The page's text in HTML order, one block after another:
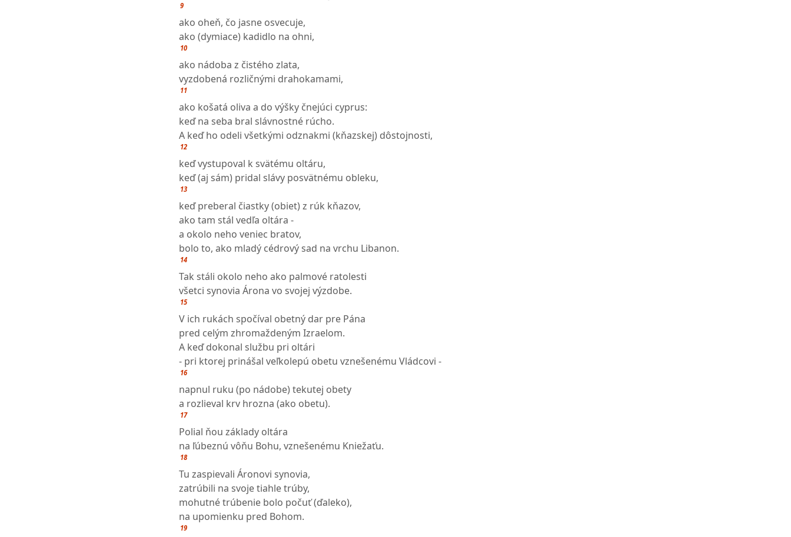
9
ako oheň, čo jasne osvecuje,
ako (dymiace) kadidlo na ohni,
10
ako nádoba z čistého zlata,
vyzdobená rozličnými drahokamami,
11
ako košatá oliva a do výšky čnejúci cyprus:
keď na seba bral slávnostné rúcho.
A keď ho odeli všetkými odznakmi (kňazskej) dôstojnosti,
12
keď vystupoval k svätému oltáru,
keď (aj sám) pridal slávy posvätnému obleku,
13
keď preberal čiastky (obiet) z rúk kňazov,
ako tam stál vedľa oltára -
a okolo neho veniec bratov,
bolo to, ako mladý cédrový sad na vrchu Libanon.
14
Tak stáli okolo neho ako palmové ratolesti
všetci synovia Árona vo svojej výzdobe.
15
V ich rukách spočíval obetný dar pre Pána
pred celým zhromaždeným Izraelom.
A keď dokonal službu pri oltári
- pri ktorej prinášal veľkolepú obetu vznešenému Vládcovi -
16
napnul ruku (po nádobe) tekutej obety
a rozlieval krv hrozna (ako obetu).
17
Polial ňou základy oltára
na ľúbeznú vôňu Bohu, vznešenému Kniežaťu.
18
Tu zaspievali Áronovi synovia,
zatrúbili na svoje tiahle trúby,
mohutné trúbenie bolo počuť (ďaleko),
na upomienku pred Bohom.
19